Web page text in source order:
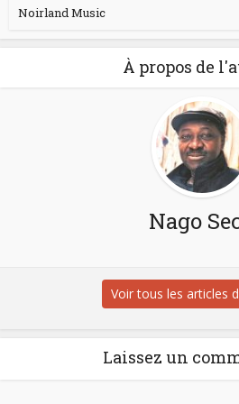
Noirland Music
À propos de
Nago
Voir tous les articles
Laissez un